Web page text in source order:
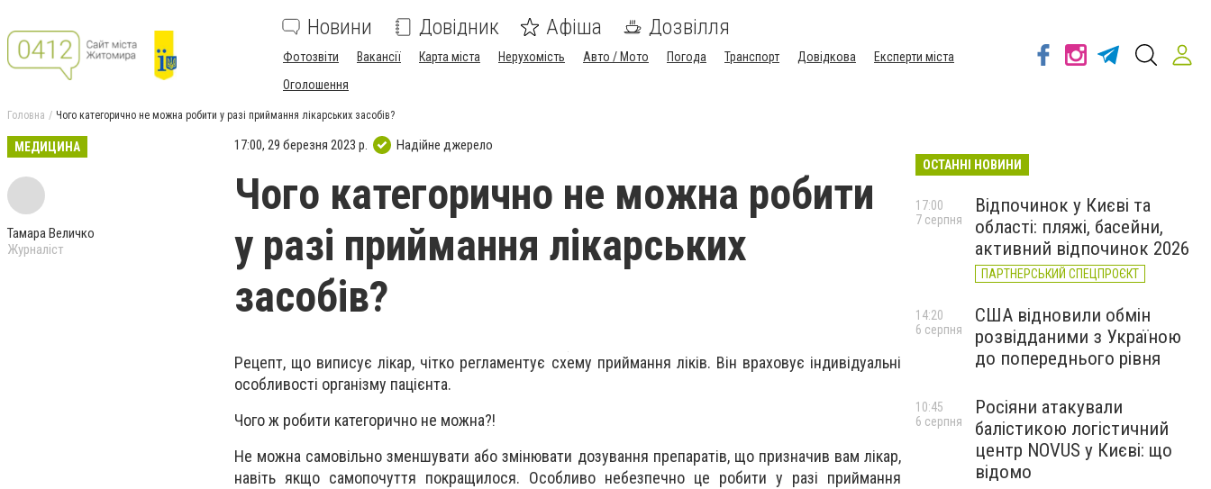
Новини Довідник Афіша Дозвілля
Фотозвіти Вакансії Карта міста Нерухомість Авто / Мото Погода Транспорт Довідкова
Експерти міста
Оголошення
Головна Чого категорично не можна робити у разі приймання лікарських засобів?
МЕДИЦИНА
Тамара Величко
Журналіст
17:00, 29 березня 2023 р. Надійне джерело
Чого категорично не можна робити
у разі приймання лікарських
засобів?
Рецепт, що виписує лікар, чітко регламентує схему приймання ліків. Він враховує індивідуальні
особливості організму пацієнта.
Чого ж робити категорично не можна?!
Не можна самовільно зменшувати або змінювати дозування препаратів, що призначив вам лікар,
навіть якщо самопочуття покращилося. Особливо небезпечно це робити у разі приймання
ОСТАННІ НОВИНИ
Відпочинок у Києві та
області: пляжі, басейни,
активний відпочинок 2026
ПАРТНЕРСЬКИЙ СПЕЦПРОЄКТ
17:00
7 серпня
США відновили обмін
розвідданими з Україною
до попереднього рівня
14:20
6 серпня
Росіяни атакували
балістикою логістичний
центр NOVUS у Києві: що
відомо
10:45
6 серпня